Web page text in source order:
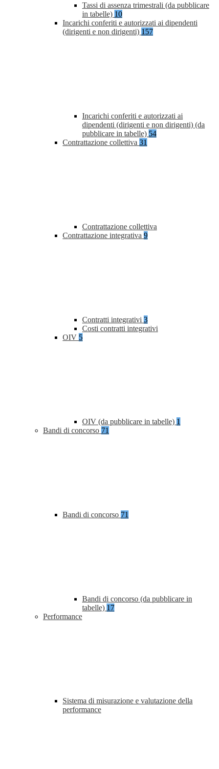
Tassi di assenza trimestrali (da pubblicare
in tabelle) 10
Incarichi conferiti e autorizzati ai dipendenti
(dirigenti e non dirigenti) 157
Incarichi conferiti e autorizzati ai
dipendenti (dirigenti e non dirigenti) (da
pubblicare in tabelle) 54
Contrattazione collettiva 31
Contrattazione collettiva
Contrattazione integrativa 9
Contratti integrativi 3
Costi contratti integrativi
OIV 5
OIV (da pubblicare in tabelle) 1
Bandi di concorso 71
Bandi di concorso 71
Bandi di concorso (da pubblicare in
tabelle) 17
Performance
Sistema di misurazione e valutazione della
performance